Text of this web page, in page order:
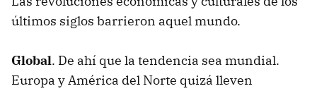
últimos siglos barrieron aquel mundo.
Global. De ahí que la tendencia sea mundial.
Europa y América del Norte quizá lleven